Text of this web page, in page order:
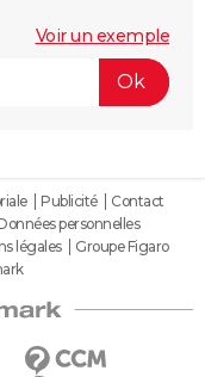
Voir un exemple
Publicité
Contact
personnelles
légales
Groupe Figaro